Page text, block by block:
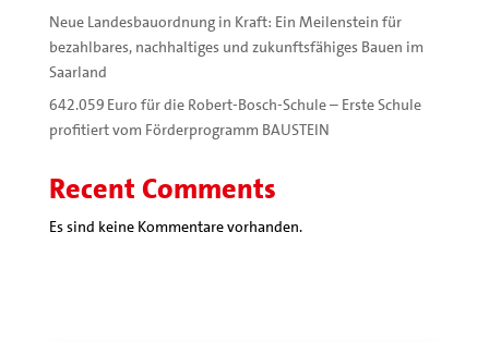
Neue Landesbauordnung in Kraft: Ein Meilenstein für
bezahlbares, nachhaltiges und zukunftsfähiges Bauen im
Saarland
642.059 Euro für die Robert-Bosch-Schule – Erste Schule
profitiert vom Förderprogramm BAUSTEIN
Recent Comments
Es sind keine Kommentare vorhanden.